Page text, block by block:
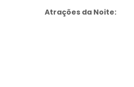
Atrações da Noite: